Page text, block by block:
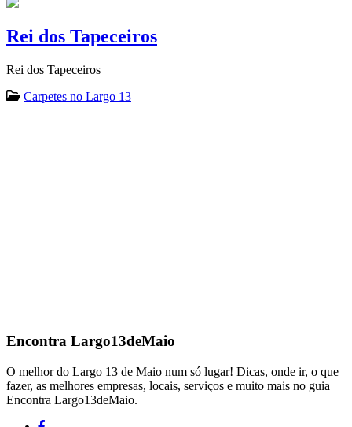
Rei dos Tapeceiros
Rei dos Tapeceiros
Carpetes no Largo 13
Encontra Largo13deMaio
O melhor do Largo 13 de Maio num só lugar! Dicas, onde ir, o que
fazer, as melhores empresas, locais, serviços e muito mais no guia
Encontra Largo13deMaio.